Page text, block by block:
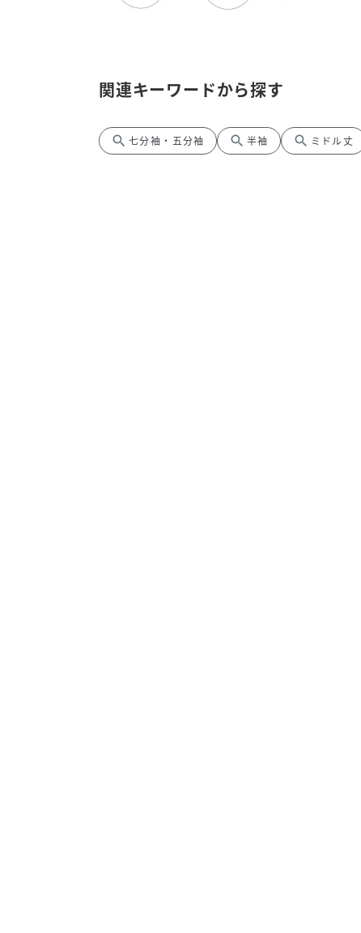
関連キーワードから探す
search 七分袖・五分袖 search 半袖 search ミドル丈